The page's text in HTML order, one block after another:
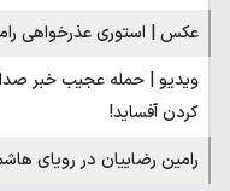
عکس | استوری عذرخواهی
ویدیو | حمله عجیب خبر
کردن آفساید!
رامین رضاییان در رویای